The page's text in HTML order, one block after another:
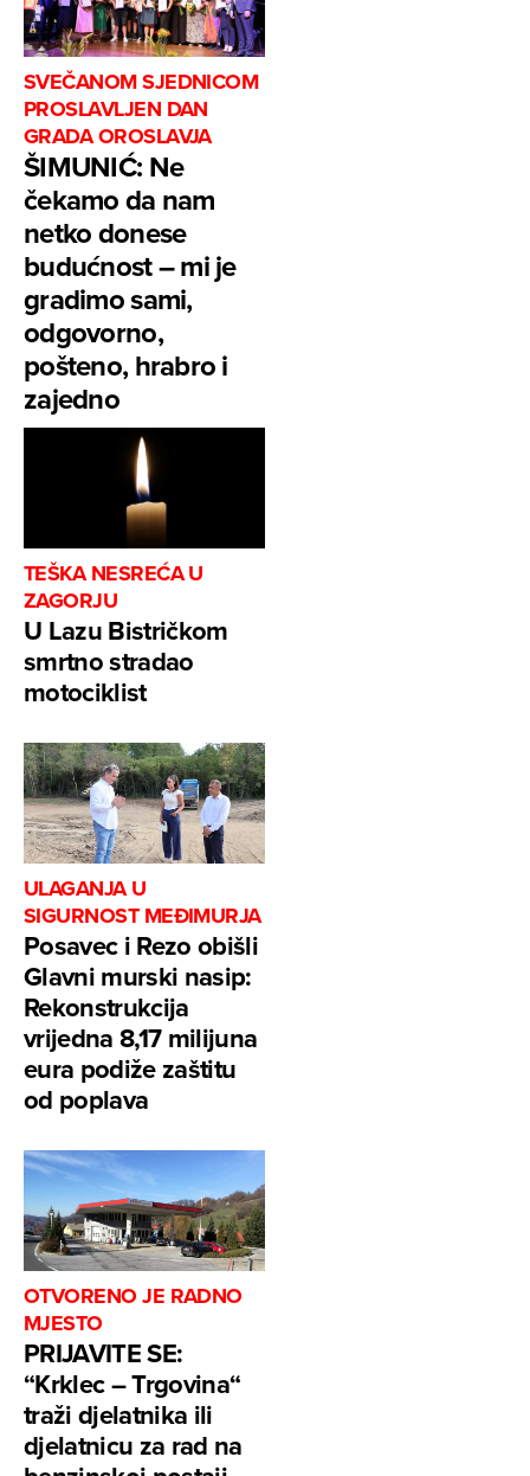
SVEČANOM SJEDNICOM
PROSLAVLJEN DAN
GRADA OROSLAVJA
ŠIMUNIĆ: Ne
čekamo da nam
netko donese
budućnost – mi je
gradimo sami,
odgovorno,
pošteno, hrabro i
zajedno
TEŠKA NESREĆA U
ZAGORJU
U Lazu Bistričkom
smrtno stradao
motociklist
ULAGANJA U
SIGURNOST MEĐIMURJA
Posavec i Rezo obišli
Glavni murski nasip:
Rekonstrukcija
vrijedna 8,17 milijuna
eura podiže zaštitu
od poplava
OTVORENO JE RADNO
MJESTO
PRIJAVITE SE:
“Krklec – Trgovina“
traži djelatnika ili
djelatnicu za rad na